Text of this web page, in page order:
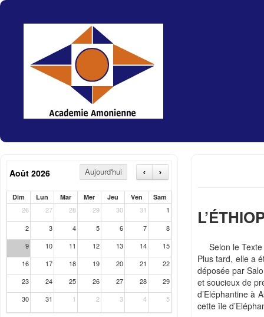
Selon le
Plus tard, elle a
déposée par
et soucieux de
d’Eléphantine à
cette île
Août 2026 Aujourd'hui ‹ ›
Dim Lun Mar Mer Jeu Ven Sam
26 27 28 29 30 31
1
2
3 4 5 6 7
8
9
10 11 12 13 14
15
16
17 18 19 20 21
22
23
24 25 26 27 28
29
30
31 1 2 3 4 5